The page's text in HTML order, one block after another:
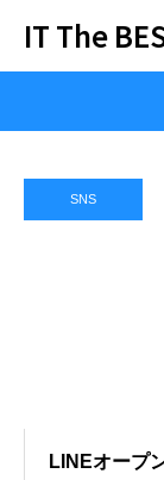
IT The
SNS
LINEオープ